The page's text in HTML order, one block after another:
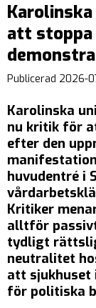
att stoppa
Publicerad 2026-
Karolinska
nu kritik för
efter den
huvudentré i
Kritiker
alltför
tydligt
neutralitet
att
för politiska